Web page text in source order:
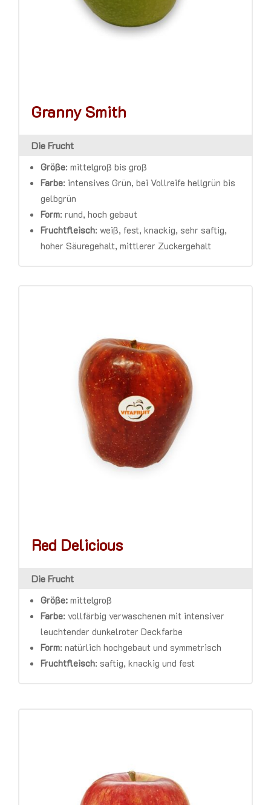
Granny Smith
Die Frucht
Größe:mittelgroß bis groß
Farbe: intensives Grün, bei Vollreife hellgrün bis
gelbgrün
Form:rund, hoch gebaut
Fruchtfleisch:weiß, fest, knackig, sehr saftig,
hoher Säuregehalt, mittlerer Zuckergehalt
Red Delicious
Die Frucht
Größe: mittelgroß
Farbe:vollfärbig verwaschenen mit intensiver
leuchtender dunkelroter Deckfarbe
Form:natürlich hochgebaut und symmetrisch
Fruchtfleisch:saftig, knackig und fest